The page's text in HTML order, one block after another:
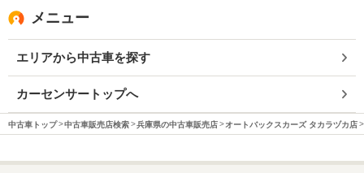
メニュー
エリアから中古車を探す
カーセンサートップへ
中古車トップ 中古車販売店検索 兵庫県の中古車販売店 オートバックスカーズ タカラヅカ店